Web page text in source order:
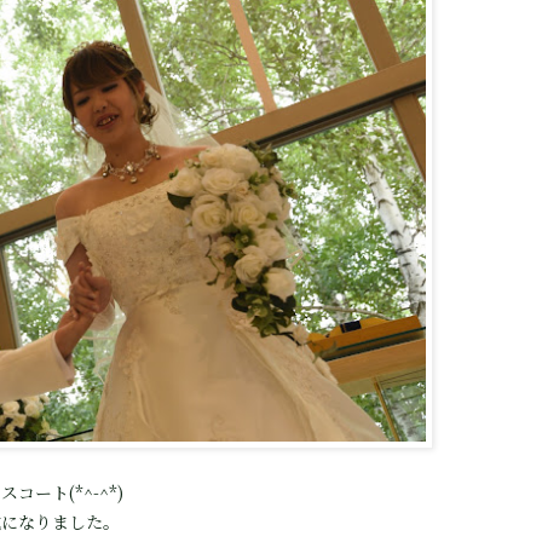
スコート(*^-^*)
なりました。